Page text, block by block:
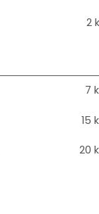
2
7
15
20